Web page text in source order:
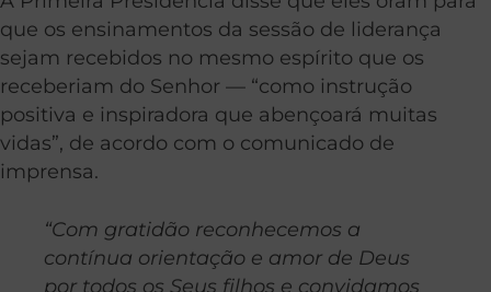
que os ensinamentos da sessão de liderança
sejam recebidos no mesmo espírito que os
receberiam do Senhor — “como instrução
positiva e inspiradora que abençoará muitas
vidas”, de acordo com o comunicado de
imprensa.
“Com gratidão reconhecemos a
contínua orientação e amor de Deus
por todos os Seus filhos e convidamos